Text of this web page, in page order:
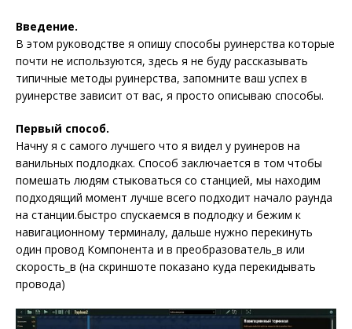
Введение.
В этом руководстве я опишу способы руинерства которые
почти не используются, здесь я не буду рассказывать
типичные методы руинерства, запомните ваш успех в
руинерстве зависит от вас, я просто описываю способы.
Первый способ.
Начну я с самого лучшего что я видел у руинеров на
ванильных подлодках. Способ заключается в том чтобы
помешать людям стыковаться со станцией, мы находим
подходящий момент лучше всего подходит начало раунда
на станции.быстро спускаемся в подлодку и бежим к
навигационному терминалу, дальше нужно перекинуть
один провод Компонента и в преобразователь_в или
скорость_в (на скриншоте показано куда перекидывать
провода)